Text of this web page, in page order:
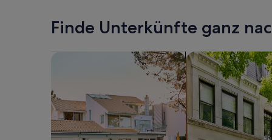
zum
zum
Finde Unterkünfte ganz
Suche nach Ferienhäusern Suche nach